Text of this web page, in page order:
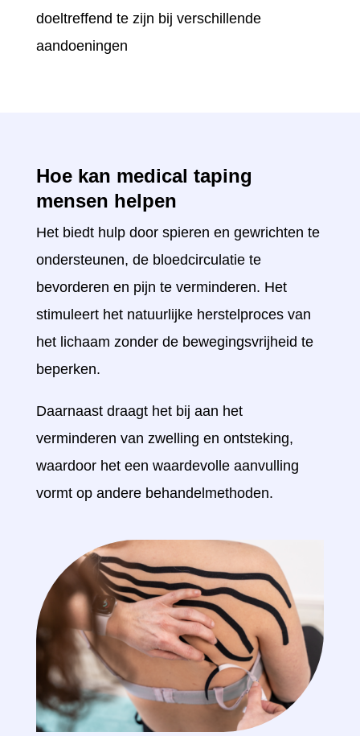
doeltreffend te zijn bij verschillende
aandoeningen
Hoe kan medical taping
mensen helpen
Het biedt hulp door spieren en gewrichten te
ondersteunen, de bloedcirculatie te
bevorderen en pijn te verminderen. Het
stimuleert het natuurlijke herstelproces van
het lichaam zonder de bewegingsvrijheid te
beperken.
Daarnaast draagt het bij aan het
verminderen van zwelling en ontsteking,
waardoor het een waardevolle aanvulling
vormt op andere behandelmethoden.